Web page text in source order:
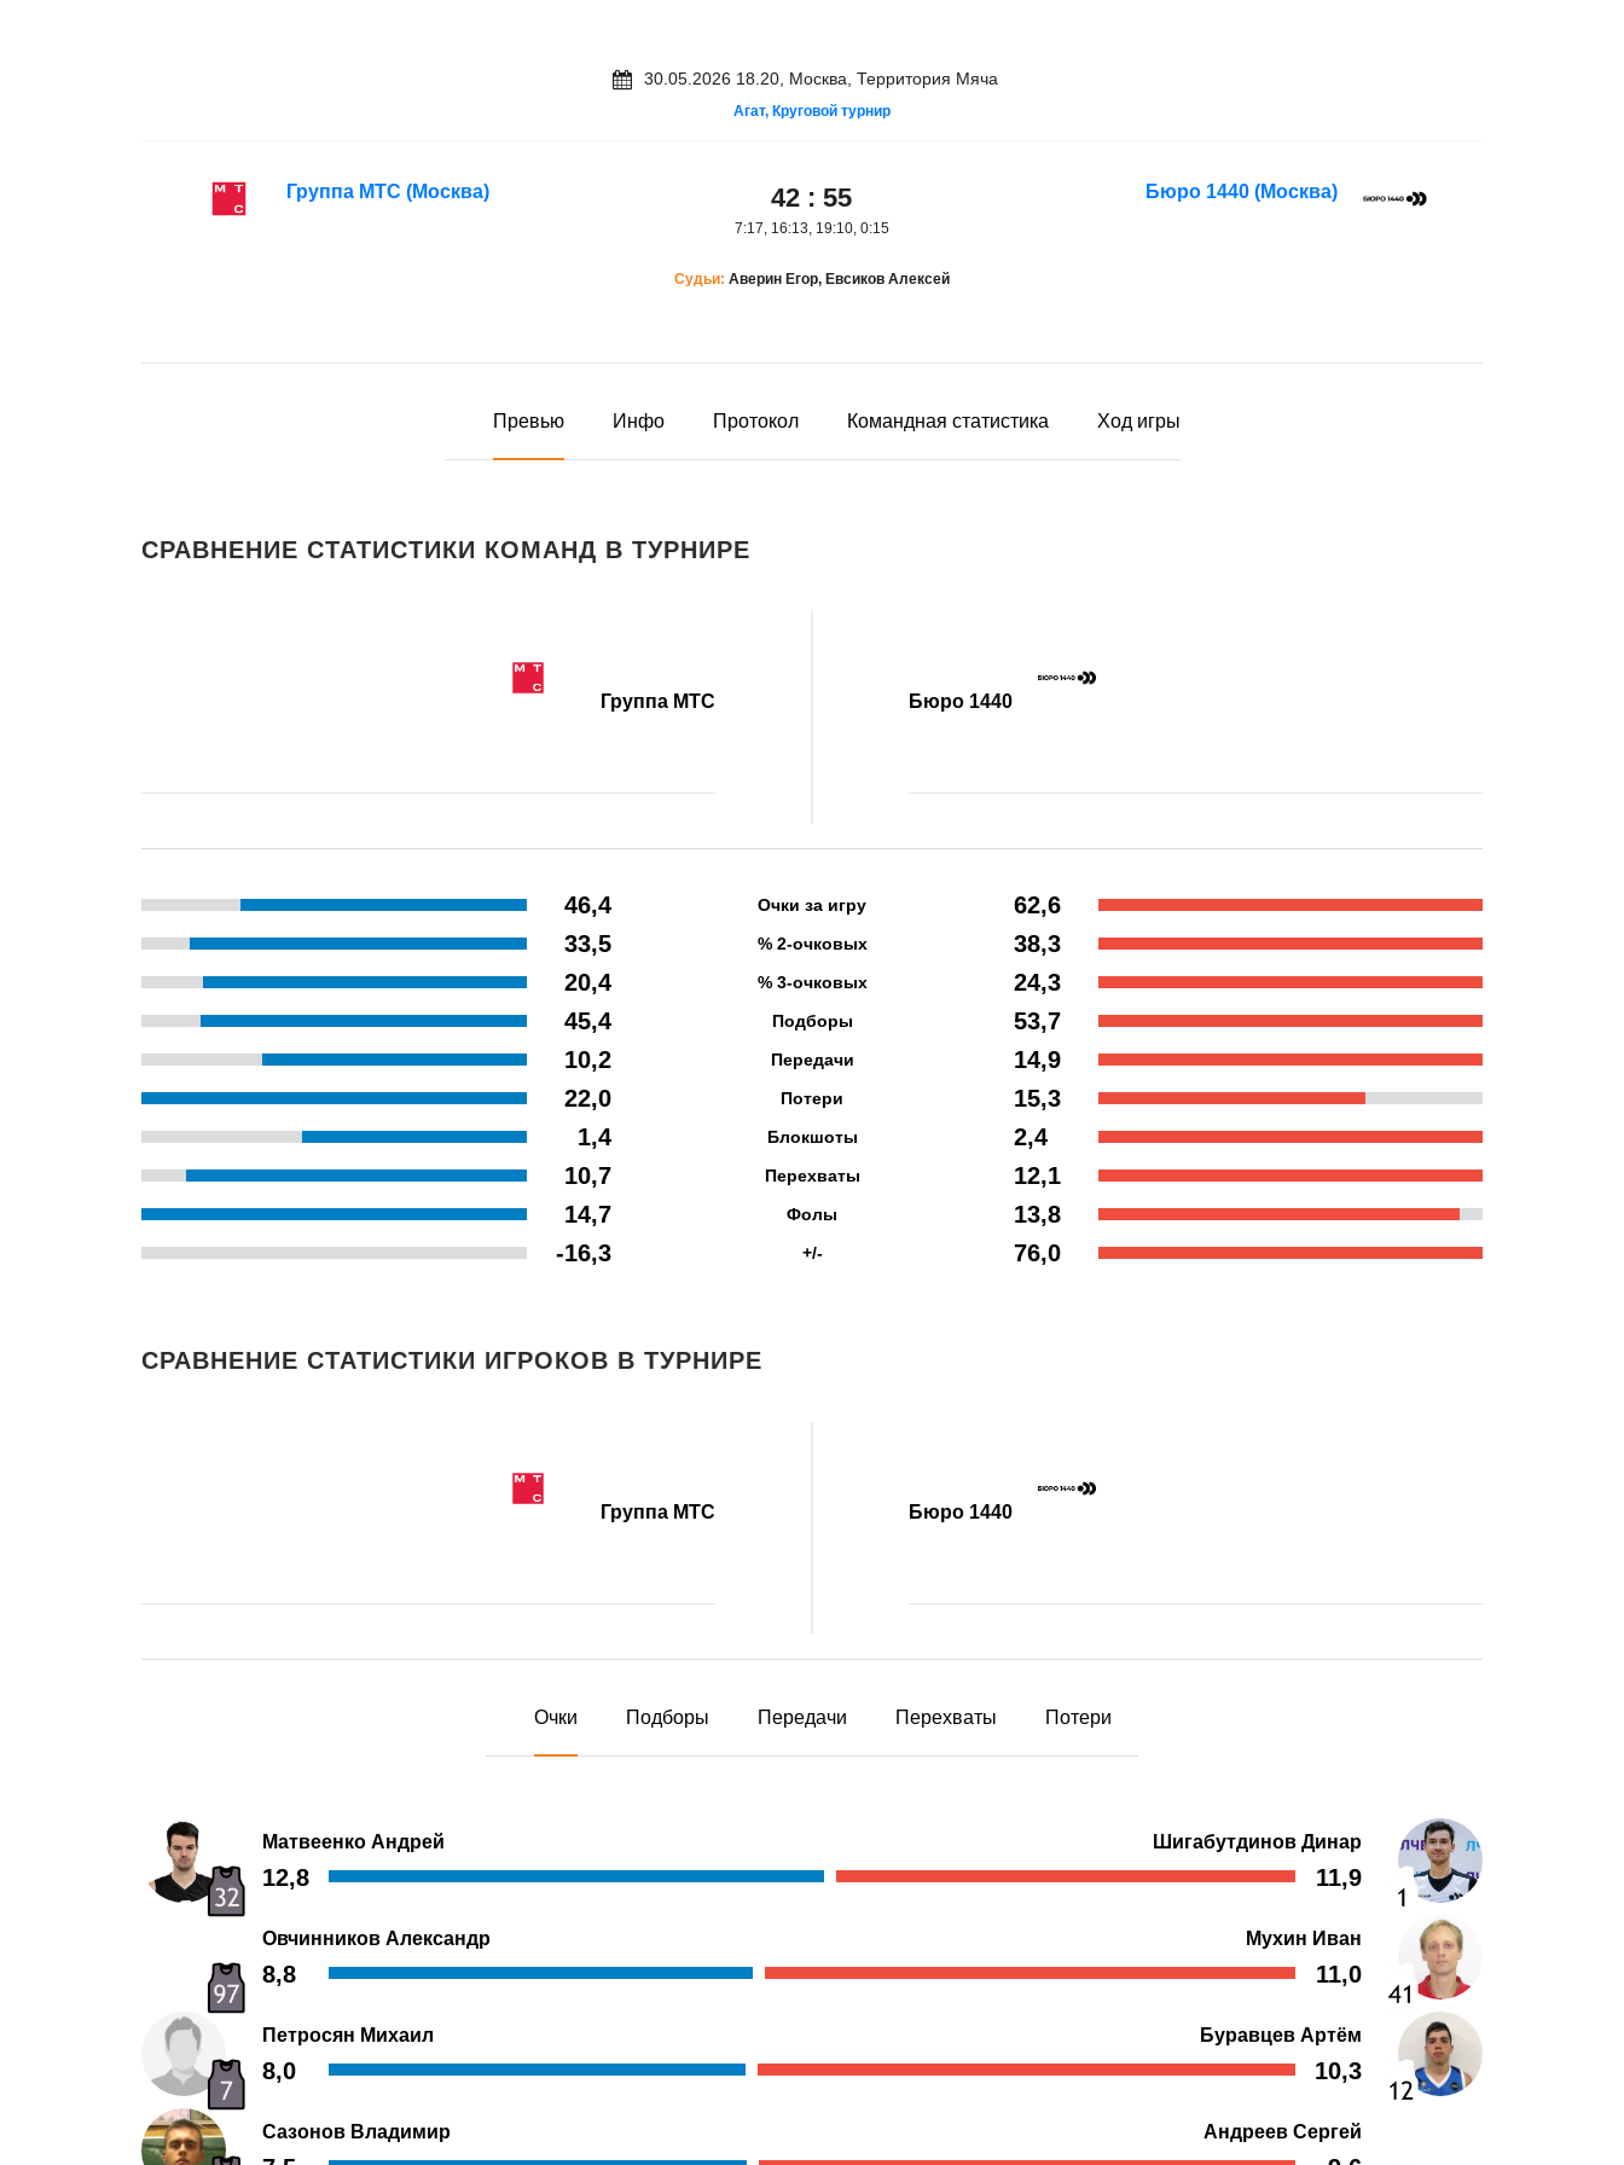
30.05.2026 18.20, Москва, Территория Мяча
Агат, Круговой турнир
Группа МТС (Москва) 42 :55
7:17, 16:13, 19:10, 0:15
Бюро 1440 (Москва)
Судьи: Аверин Егор, Евсиков Алексей
Превью Инфо Протокол Командная статистика Ход игры
СРАВНЕНИЕ СТАТИСТИКИ КОМАНД В ТУРНИРЕ
Группа МТС Бюро 1440
46,4
33,5
20,4
45,4
10,2
22,0
1,4
10,7
14,7
-16,3
Очки за игру
% 2-очковых
% 3-очковых
Подборы
Передачи
Потери
Блокшоты
Перехваты
Фолы
+/-
62,6
38,3
24,3
53,7
14,9
15,3
2,4
12,1
13,8
76,0
СРАВНЕНИЕ СТАТИСТИКИ ИГРОКОВ В ТУРНИРЕ
Группа МТС Бюро 1440
Очки Подборы Передачи Перехваты Потери
Матвеенко Андрей
12,8
Шигабутдинов Динар
11,9
Овчинников Александр
8,8
Мухин Иван
11,0
Петросян Михаил
8,0
Буравцев Артём
10,3
Сазонов Владимир Андреев Сергей